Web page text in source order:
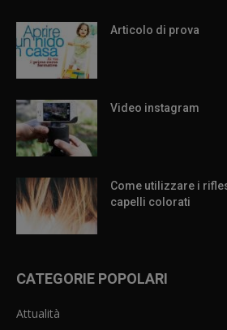
Articolo di prova
Video instagram
Come utilizzare i
capelli colorati
CATEGORIE POPOLARI
Attualità